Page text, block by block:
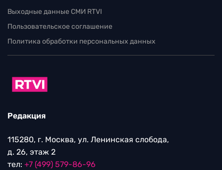
Выходные данные СМИ RTVI
Пользовательское соглашение
Политика обработки персональных данных
Редакция
115280, г. Москва, ул. Ленинская слобода,
д. 26, этаж 2
тел: +7 (499) 579-86-96